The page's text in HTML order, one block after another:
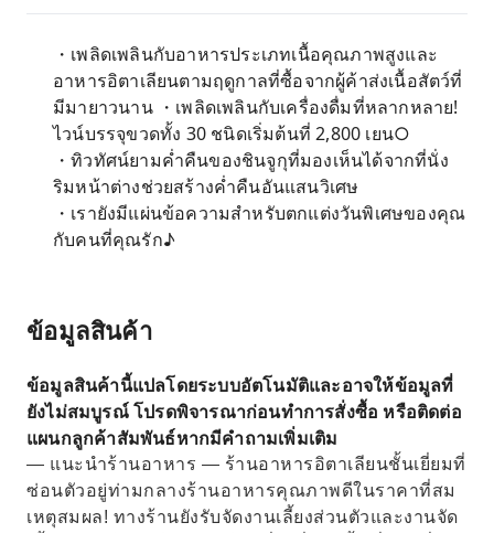
・เพลิดเพลินกับอาหารประเภทเนื้อคุณภาพสูงและ
อาหารอิตาเลียนตามฤดูกาลที่ซื้อจากผู้ค้าส่งเนื้อสัตว์ที่
มีมายาวนาน ・เพลิดเพลินกับเครื่องดื่มที่หลากหลาย!
ไวน์บรรจุขวดทั้ง 30 ชนิดเริ่มต้นที่ 2,800 เยน○
・ทิวทัศน์ยามค่ำคืนของชินจูกุที่มองเห็นได้จากที่นั่ง
ริมหน้าต่างช่วยสร้างค่ำคืนอันแสนวิเศษ
・เรายังมีแผ่นข้อความสำหรับตกแต่งวันพิเศษของคุณ
กับคนที่คุณรัก♪
ข้อมูลสินค้า
ข้อมูลสินค้านี้แปลโดยระบบอัตโนมัติและอาจให้ข้อมูลที่
ยังไม่สมบูรณ์ โปรดพิจารณาก่อนทำการสั่งซื้อ หรือติดต่อ
แผนกลูกค้าสัมพันธ์หากมีคำถามเพิ่มเติม
— แนะนำร้านอาหาร — ร้านอาหารอิตาเลียนชั้นเยี่ยมที่
ซ่อนตัวอยู่ท่ามกลางร้านอาหารคุณภาพดีในราคาที่สม
เหตุสมผล! ทางร้านยังรับจัดงานเลี้ยงส่วนตัวและงานจัด